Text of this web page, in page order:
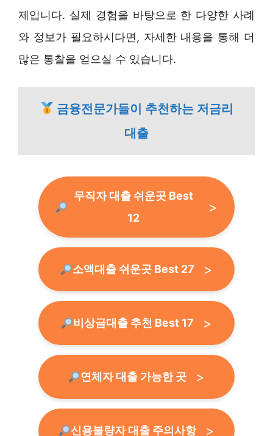
제입니다. 실제 경험을 바탕으로 한 다양한 사례
와 정보가 필요하시다면, 자세한 내용을 통해 더
많은 통찰을 얻으실 수 있습니다.
금융전문가들이 추천하는 저금리
대출
무직자 대출 쉬운곳 Best
12
소액대출 쉬운곳 Best 27
비상금대출 추천 Best 17
연체자 대출 가능한 곳
신용불량자 대출 주의사항